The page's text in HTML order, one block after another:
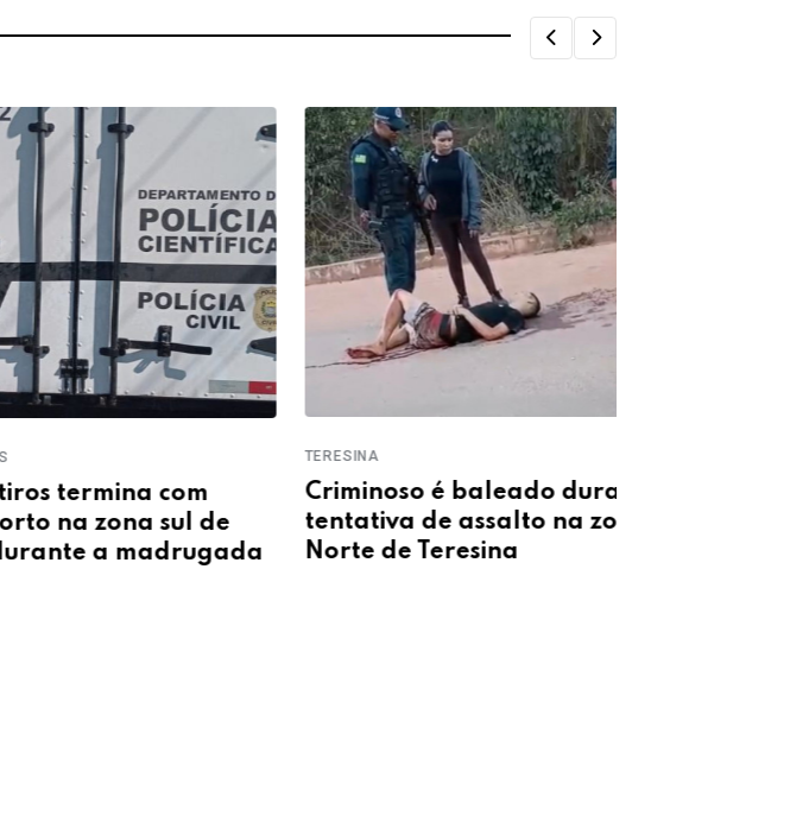
com
zona sul de
a madrugada
Criminoso é baleado durante
tentativa de assalto na zona
Norte de Teresina